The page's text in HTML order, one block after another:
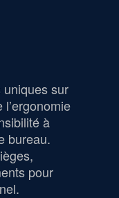
uniques sur
à
bureau.
pour